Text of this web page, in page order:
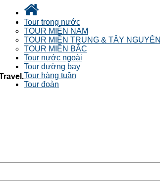
Tour trong nước
TOUR MIỀN NAM
TOUR MIỀN TRUNG & TÂY NGUYÊN
TOUR MIỀN BẮC
Tour nước ngoài
Tour đường bay
Tour hàng tuần
Tour đoàn